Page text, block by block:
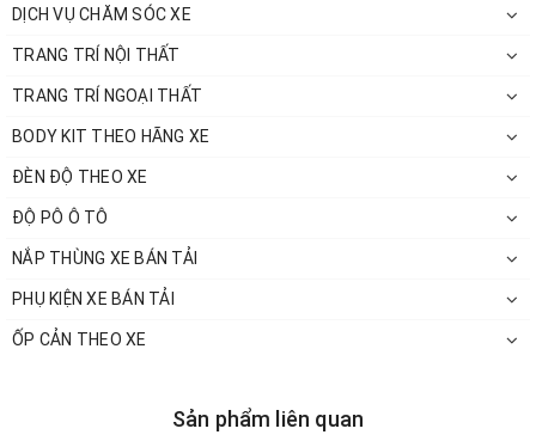
DỊCH VỤ CHĂM SÓC XE
TRANG TRÍ NỘI THẤT
TRANG TRÍ NGOẠI THẤT
BODY KIT THEO HÃNG XE
ĐÈN ĐỘ THEO XE
ĐỘ PÔ Ô TÔ
NẮP THÙNG XE BÁN TẢI
PHỤ KIỆN XE BÁN TẢI
ỐP CẢN THEO XE
Sản phẩm liên quan